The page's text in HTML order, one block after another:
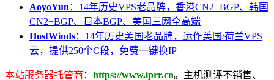
AoyoYun ：14年历史VPS老品牌，香港CN2+BGP、韩国
CN2+BGP、日本BGP、美国三网全高端
HostWinds：14年历史美国老品牌，运作美国/荷兰VPS
云，提供250个C段，免费一键换IP
本站服务器托管商 ： https://www.iprr.cn。主机测评不销售、